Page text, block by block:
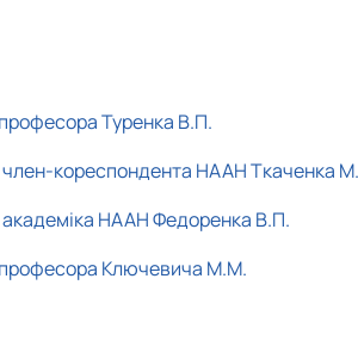
Туренка В.П.
член-кореспондента НААН Ткаченка
академіка НААН Федоренка В.П.
професора Ключевича М.М.